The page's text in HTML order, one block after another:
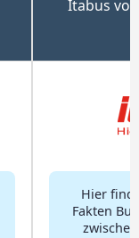
Itabus
Hier
Fakten